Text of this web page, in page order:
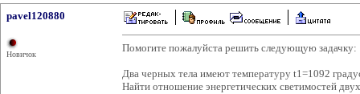
pavel120880
Новичок
Помогите пожалуйста решить следующую задачку:
Два черных тела имеют температуру t1=1092
Найти отношение энергетических светимостей